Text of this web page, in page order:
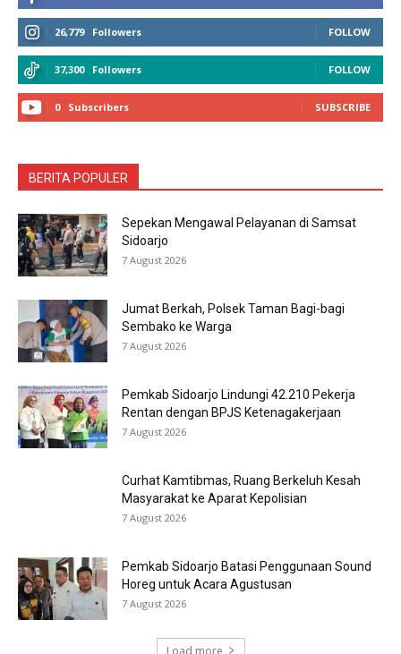
26,779 Followers FOLLOW
37,300 Followers FOLLOW
0 Subscribers SUBSCRIBE
BERITA POPULER
Sepekan Mengawal Pelayanan di Samsat
Sidoarjo
7 August 2026
Jumat Berkah, Polsek Taman Bagi-bagi
Sembako ke Warga
7 August 2026
Pemkab Sidoarjo Lindungi 42.210 Pekerja
Rentan dengan BPJS Ketenagakerjaan
7 August 2026
Curhat Kamtibmas, Ruang Berkeluh Kesah
Masyarakat ke Aparat Kepolisian
7 August 2026
Pemkab Sidoarjo Batasi Penggunaan Sound
Horeg untuk Acara Agustusan
7 August 2026
Load more